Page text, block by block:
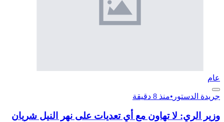
عام
جريدة الدستور •منذ 8 دقيقة
وزير الري: لا تهاون مع أي تعديات على نهر النيل شريان